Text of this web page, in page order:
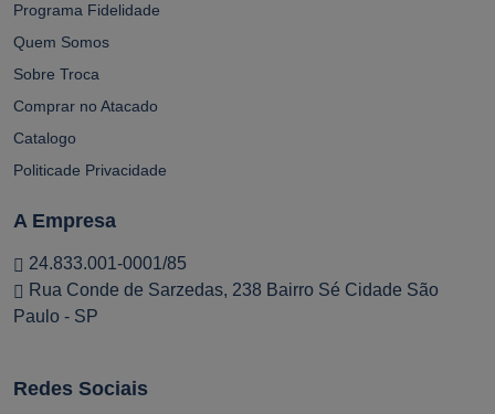
Programa Fidelidade
Quem Somos
Sobre Troca
Comprar no Atacado
Catalogo
Politicade Privacidade
A Empresa
24.833.001-0001/85
Rua Conde de Sarzedas, 238 Bairro Sé Cidade São
Paulo - SP
Redes Sociais